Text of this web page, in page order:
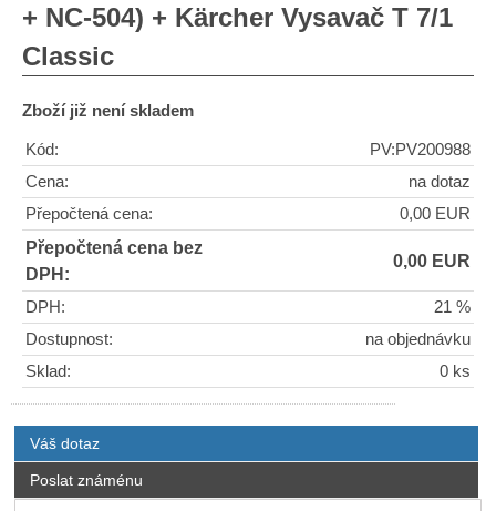
+ NC-504) + Kärcher Vysavač T 7/1
Classic
Zboží již není skladem
Kód:
PV:PV200988
Cena:
na dotaz
Přepočtená cena:
0,00 EUR
Přepočtená cena bez
DPH:
0,00 EUR
DPH:
21 %
Dostupnost:
na objednávku
Sklad:
0 ks
Váš dotaz
Poslat známénu